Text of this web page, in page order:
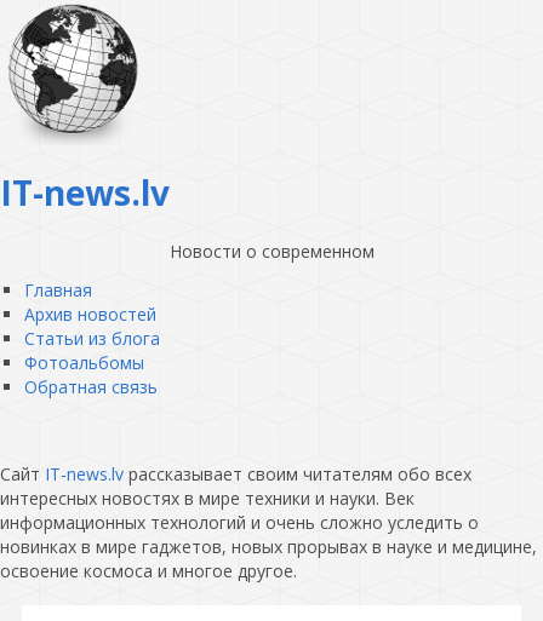
IT-news.lv
Новости о современном
Главная
Архив новостей
Статьи из блога
Фотоальбомы
Обратная связь
Сайт IT-news.lv рассказывает своим читателям обо всех
интересных новостях в мире техники и науки. Век
информационных технологий и очень сложно уследить о
новинках в мире гаджетов, новых прорывах в науке и медицине,
освоение космоса и многое другое.